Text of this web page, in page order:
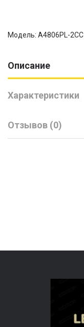
Модель: A4806PL-2CC
Описание
Характеристики
Отзывов (0)